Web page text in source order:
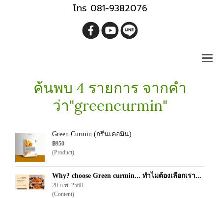
โทร 081-9382076
ค้นพบ 4 รายการ จากคำ
ว่า"greencurmin"
Green Curmin (กรีนเคอมิน)
฿950
(Product)
Why? choose Green curmin... ทำไมต้องเลือกเรา...
20 ก.พ. 2568
(Content)